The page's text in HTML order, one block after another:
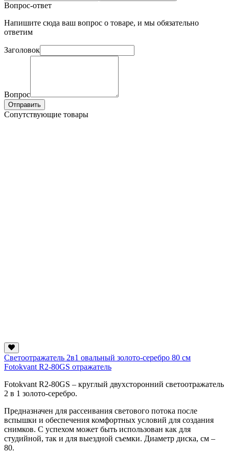
Вопрос-ответ
Напишите сюда ваш вопрос о товаре, и мы обязательно
ответим
Заголовок
Вопрос
Отправить
Сопутствующие товары
Светоотражатель 2в1 овальный золото-серебро 80 см
Fotokvant R2-80GS отражатель
Fotokvant R2-80GS – круглый двухсторонний светоотражатель
2 в 1 золото-серебро.
Предназначен для рассеивания светового потока после
вспышки и обеспечения комфортных условий для создания
снимков. С успехом может быть использован как для
студийной, так и для выездной съемки. Диаметр диска, см –
80.